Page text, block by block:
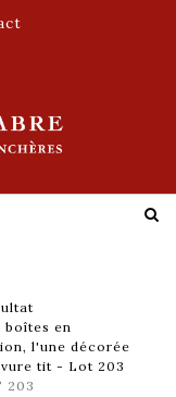
en
l'une décorée
tit - Lot 203
203